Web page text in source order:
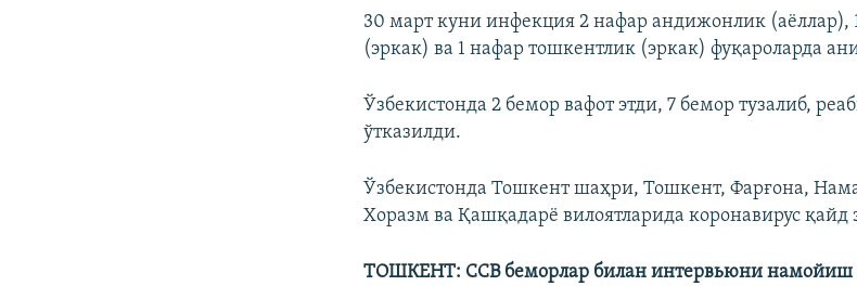
30 март куни инфекция 2 нафар андижонлик (аёллар),
(эркак) ва 1 нафар тошкентлик (эркак) фуқароларда
Ўзбекистонда 2 бемор вафот этди, 7 бемор тузалиб,
ўтказилди.
Ўзбекистонда Тошкент шаҳри, Тошкент, Фарғона,
Хоразм ва Қашқадарё вилоятларида коронавирус қайд
ТОШКЕНТ: ССВ беморлар билан интервьюни намойиш